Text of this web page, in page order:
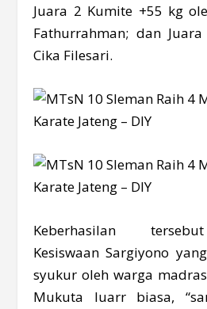
Juara 2 Kumite +55 kg
Fathurrahman; dan
Cika Filesari.
Keberhasilan
Kesiswaan Sargiyono
syukur oleh warga
Mukuta luarr biasa,